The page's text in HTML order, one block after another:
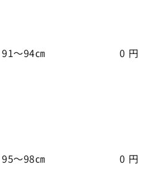
～94㎝ 0 円
～98㎝ 0 円